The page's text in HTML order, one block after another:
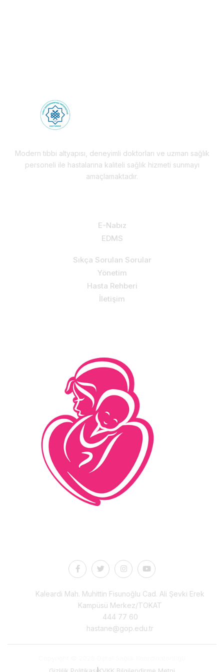
Modern tıbbi altyapısı, deneyimli doktorları ve uzman sağlık
personeli ile hastalarına kaliteli sağlık hizmeti sunmayı
amaçlamaktadır.
E-Nabız
EDMS
Sıkça Sorulan Sorular
Yönetim
Hasta Rehberi
İletişim
Kaleardi Mah. Muhittin Fisunoğlu Cad. Ali Şevki Erek
Kampüsü Merkez/TOKAT
444 77 60
hastane@gop.edu.tr
Gizlilik PolitikasıKVKK Bilgilendirme Metni